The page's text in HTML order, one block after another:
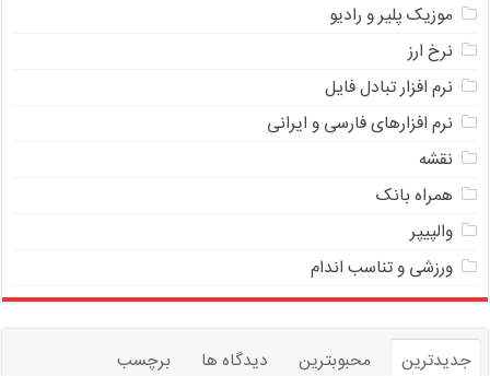
موزیک پلیر و رادیو
نرخ ارز
ﻧﺮﻡ ﺍﻓﺰﺍﺭ ﺗﺒﺎﺩﻝ ﻓﺎﻳﻞ
نرم افزارهای فارسی و ایرانی
نقشه
همراه بانک
والپیپر
ورزشی و تناسب اندام
جدیدترین محبوبترین دیدگاه ها
برچسب